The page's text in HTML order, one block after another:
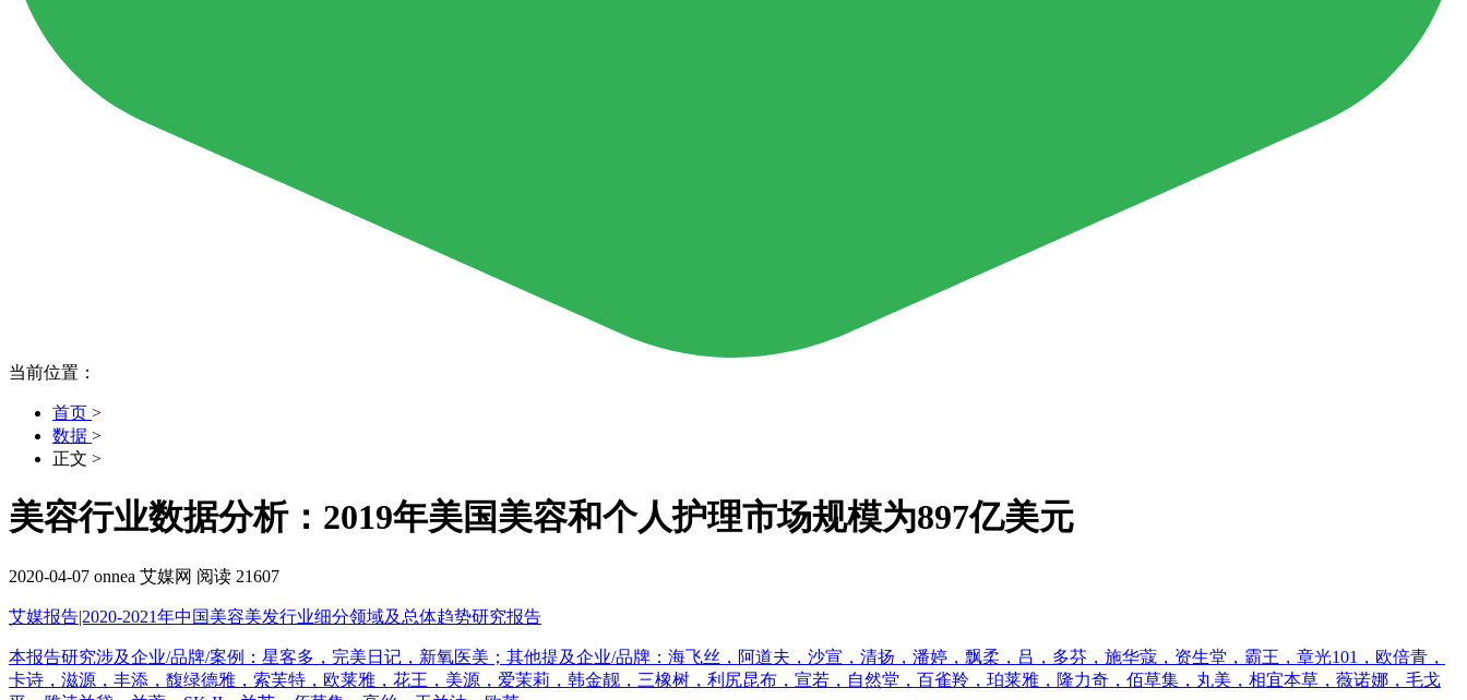
当前位置：
首页 >
数据 >
正文 >
美容行业数据分析：2019年美国美容和个人护理市场规模为897亿美元
2020-04-07 onnea 艾媒网 阅读 21607
艾媒报告|2020-2021年中国美容美发行业细分领域及总体趋势研究报告
本报告研究涉及企业/品牌/案例：星客多，完美日记，新氧医美；其他提及企业/品牌：海飞丝，阿道夫，沙宣，清扬，潘婷，飘柔，吕，多芬，施华蔻，资生堂，霸王，章光101，欧倍青，
卡诗，滋源，丰添，馥绿德雅，索芙特，欧莱雅，花王，美源，爱茉莉，韩金靓，三橡树，利尻昆布，宣若，自然堂，百雀羚，珀莱雅，隆力奇，佰草集，丸美，相宜本草，薇诺娜，毛戈